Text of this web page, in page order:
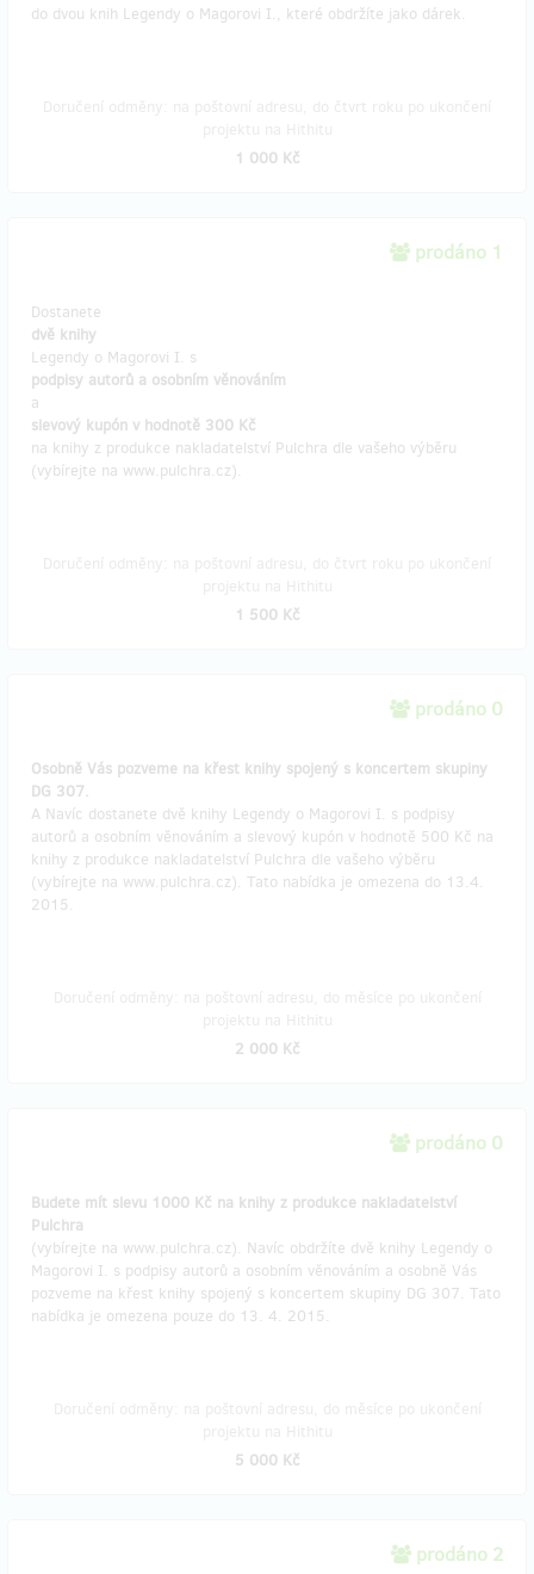
do dvou knih Legendy o Magorovi I., které obdržíte jako dárek.
1 000 Kč
prodáno 1
Dostanete
dvě knihy
Legendy o Magorovi I. s
podpisy autorů a osobním věnováním
a
slevový kupón v hodnotě 300 Kč
na knihy z produkce nakladatelství Pulchra dle vašeho výběru
(vybírejte na www.pulchra.cz).
1 500 Kč
prodáno 0
Osobně Vás pozveme na křest knihy spojený s koncertem skupiny
DG 307.
A Navíc dostanete dvě knihy Legendy o Magorovi I. s podpisy
autorů a osobním věnováním a slevový kupón v hodnotě 500 Kč na
knihy z produkce nakladatelství Pulchra dle vašeho výběru
(vybírejte na www.pulchra.cz). Tato nabídka je omezena do 13.4.
2015.
2 000 Kč
prodáno 0
Budete mít slevu 1000 Kč na knihy z produkce nakladatelství
Pulchra
(vybírejte na www.pulchra.cz). Navíc obdržíte dvě knihy Legendy o
Magorovi I. s podpisy autorů a osobním věnováním a osobně Vás
pozveme na křest knihy spojený s koncertem skupiny DG 307. Tato
nabídka je omezena pouze do 13. 4. 2015.
5 000 Kč
prodáno 2